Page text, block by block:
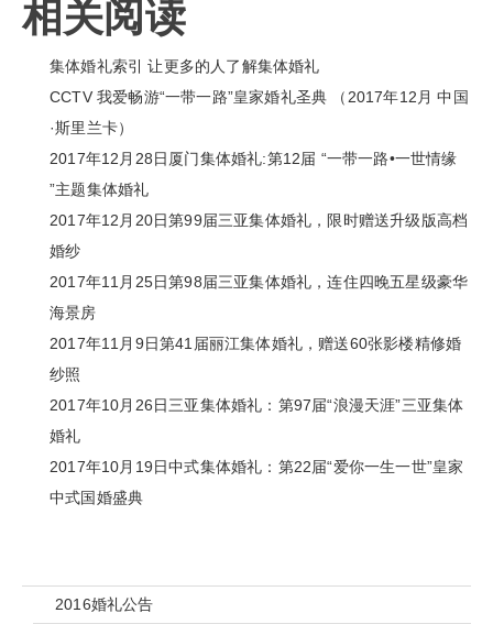
相关阅读
集体婚礼索引 让更多的人了解集体婚礼
CCTV 我爱畅游“一带一路”皇家婚礼圣典 （2017年12月 中国
·斯里兰卡）
2017年12月28日厦门集体婚礼:第12届 “一带一路•一世情缘
”主题集体婚礼
2017年12月20日第99届三亚集体婚礼，限时赠送升级版高档
婚纱
2017年11月25日第98届三亚集体婚礼，连住四晚五星级豪华
海景房
2017年11月9日第41届丽江集体婚礼，赠送60张影楼精修婚
纱照
2017年10月26日三亚集体婚礼：第97届“浪漫天涯”三亚集体
婚礼
2017年10月19日中式集体婚礼：第22届“爱你一生一世”皇家
中式国婚盛典
2016婚礼公告